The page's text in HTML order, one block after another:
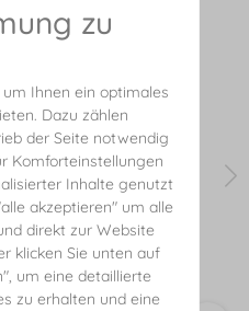
zu
Ihnen ein optimales
Dazu zählen
der Seite notwendig
Komforteinstellungen
Inhalte genutzt
akzeptieren" um alle
direkt zur Website
klicken Sie unten auf
um eine detaillierte
zu erhalten und eine